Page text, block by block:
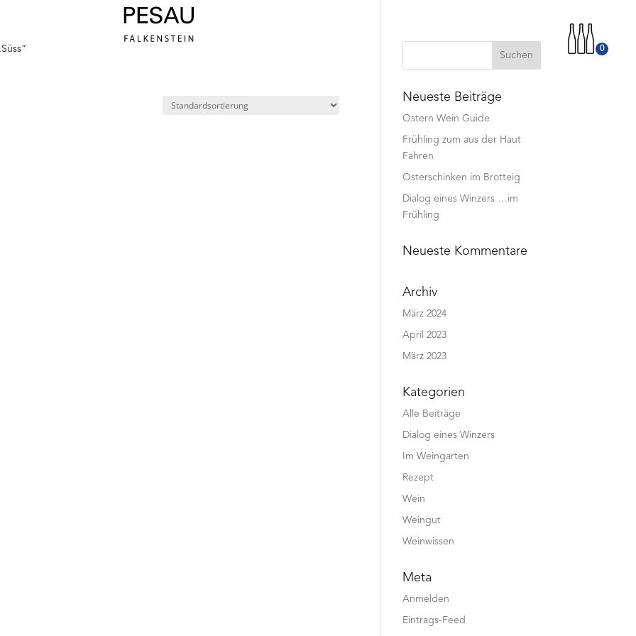
0
Neueste Beiträge
Ostern Wein Guide
Frühling zum aus der Haut
Fahren
Osterschinken im Brotteig
Dialog eines Winzers …im
Frühling
Neueste Kommentare
Archiv
März 2024
April 2023
März 2023
Kategorien
Alle Beiträge
Dialog eines Winzers
Im Weingarten
Rezept
Wein
Weingut
Weinwissen
Meta
Anmelden
Eintrags-Feed